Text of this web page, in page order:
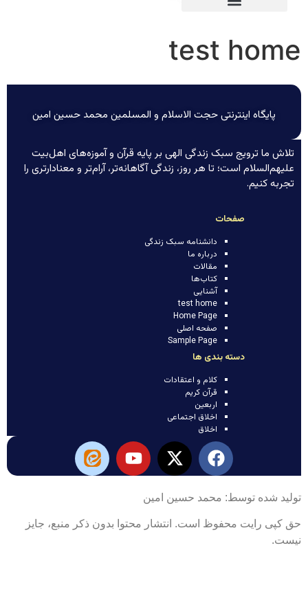
test home
پایگاه اینترنتی حجت الاسلام و المسلمین محمد حسین امین
تلاش ما ترویج سبک زندگی الهی بر پایه قرآن و آموزه‌های اهل‌بیت
علیهم‌السلام است؛ تا هر روز، زندگی آگاهانه‌تر، آرام‌تر و معنادارتری را
تجربه کنیم.
صفحات
دانشنامه سبک زندگی
درباره ما
مقالات
کتاب‌ها
آشنایی
test home
Home Page
صفحه اصلی
Sample Page
دسته بندی ها
کلام و اعتقادات
قرآن کریم
اربعین
اخلاق اجتماعی
اخلاق
تولید شده توسط: محمد حسین امین
حق کپی رایت محفوظ است. انتشار محتوا بدون ذکر منبع، جایز
نیست.